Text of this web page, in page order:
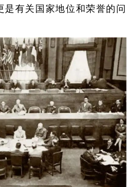
是有关国家地位和荣誉的问